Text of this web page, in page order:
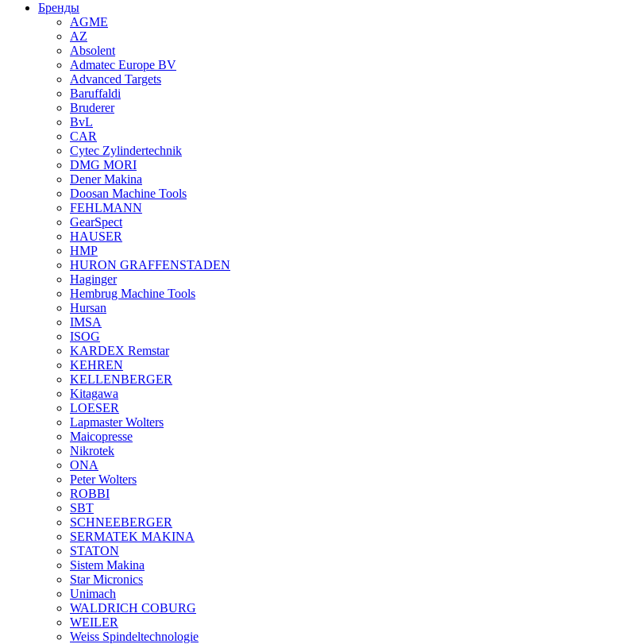
Бренды
AGME
AZ
Absolent
Admatec Europe BV
Advanced Targets
Baruffaldi
Bruderer
BvL
CAR
Cytec Zylindertechnik
DMG MORI
Dener Makina
Doosan Machine Tools
FEHLMANN
GearSpect
HAUSER
HMP
HURON GRAFFENSTADEN
Haginger
Hembrug Machine Tools
Hursan
IMSA
ISOG
KARDEX Remstar
KEHREN
KELLENBERGER
Kitagawa
LOESER
Lapmaster Wolters
Maicopresse
Nikrotek
ONA
Peter Wolters
ROBBI
SBT
SCHNEEBERGER
SERMATEK MAKINA
STATON
Sistem Makina
Star Micronics
Unimach
WALDRICH COBURG
WEILER
Weiss Spindeltechnologie